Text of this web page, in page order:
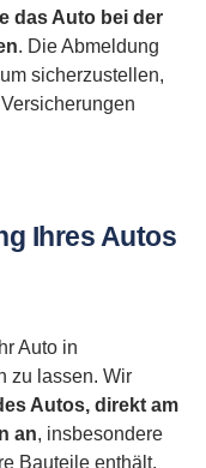
das Auto bei der
. Die Abmeldung
sicherzustellen,
Ihres Autos
Auto in
zu lassen. Wir
Autos, direkt am
an, insbesondere
Bauteile enthält.